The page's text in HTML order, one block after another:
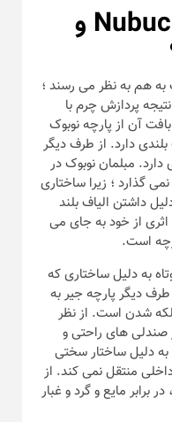
تفاوت بین پارچه Nubuck و
به هم به نظر می رسند ؛
پردازش چرم با
آن از پارچه نوبوک
دارد. از طرف دیگر
مبلمان نوبوک در
گذارد ؛ زیرا ساختاری
داشتن الیاف بلند
از خود به جای می
است.
به دلیل ساختاری که
طرف دیگر پارچه جیر به
لکه شدن است. از نظر
های راحتی و
دلیل ساختار سختی
منتقل نمی کند. از
برابر مایع و گرد و غبار